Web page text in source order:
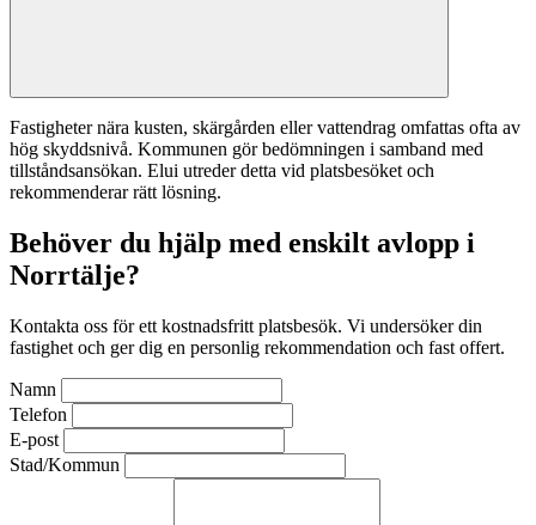
Fastigheter nära kusten, skärgården eller vattendrag omfattas ofta av
hög skyddsnivå. Kommunen gör bedömningen i samband med
tillståndsansökan. Elui utreder detta vid platsbesöket och
rekommenderar rätt lösning.
Behöver du hjälp med enskilt avlopp i
Norrtälje?
Kontakta oss för ett kostnadsfritt platsbesök. Vi undersöker din
fastighet och ger dig en personlig rekommendation och fast offert.
Namn
Telefon
E-post
Stad/Kommun